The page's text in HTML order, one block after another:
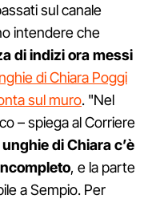
sul canale
intendere che
di indizi ora messi
di Chiara Poggi
sul muro. "Nel
– spiega al Corriere
di Chiara c’è
, e la parte
a Sempio. Per